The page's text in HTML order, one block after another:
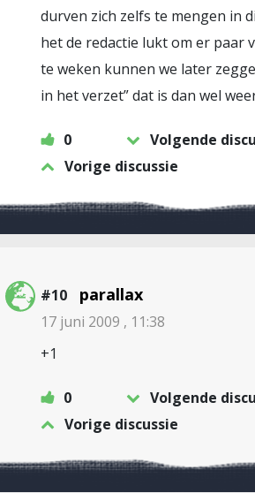
durven zich zelfs te mengen in
het de redactie lukt om er paar
te weken kunnen we later
in het verzet” dat is dan wel
0
Volgende
Vorige discussie
#10 parallax
17 juni 2009 , 11:38
+1
0
Volgende
Vorige discussie